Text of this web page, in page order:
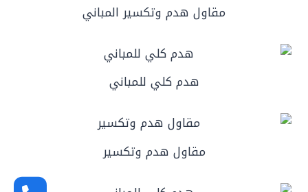
مقاول هدم وتكسير المباني
هدم كلي للمباني
مقاول هدم وتكسير